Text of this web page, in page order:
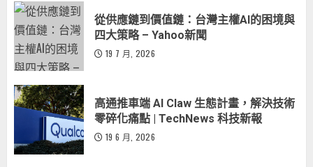
從供應鏈到價值鏈：台灣主權AI的困境與
四大策略 – Yahoo新聞
19 7 月, 2026
高通推車端 AI Claw 生態計畫，解決技術
零碎化痛點 | TechNews 科技新報
19 6 月, 2026